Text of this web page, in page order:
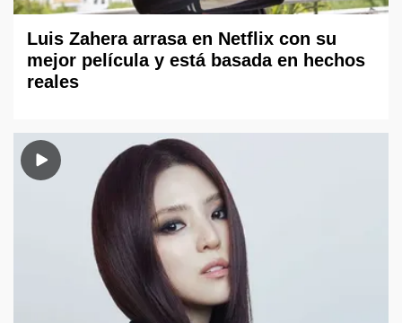
Luis Zahera arrasa en Netflix con su
mejor película y está basada en hechos
reales